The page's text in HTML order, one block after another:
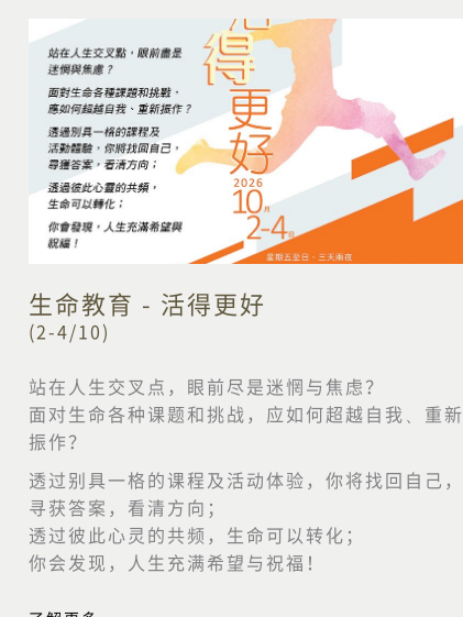
生命教育 - 活得更好
(2-4/10)
站在人生交叉点，眼前尽是迷惘与焦虑？
面对生命各种课题和挑战，应如何超越自我、重新
振作？
透过别具一格的课程及活动体验，你将找回自己，
寻获答案，看清方向；
透过彼此心灵的共频，生命可以转化；
你会发现，人生充满希望与祝福！